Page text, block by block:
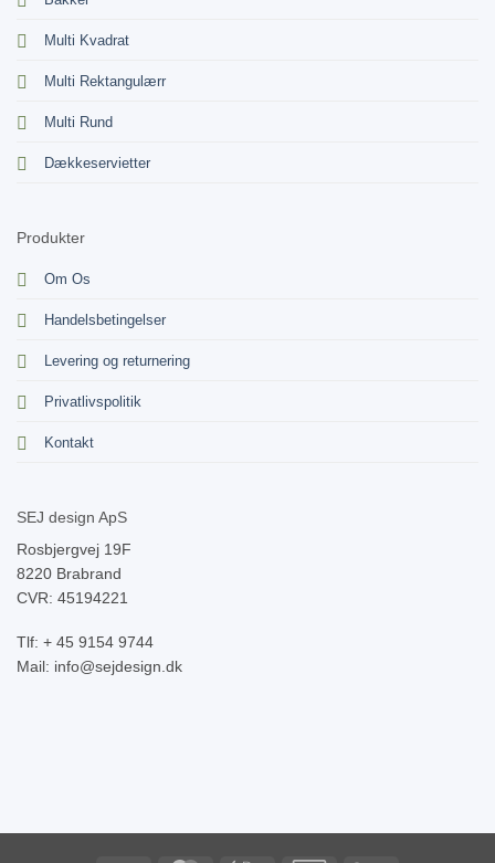
Multi Kvadrat
Multi Rektangulærr
Multi Rund
Dækkeservietter
Produkter
Om Os
Handelsbetingelser
Levering og returnering
Privatlivspolitik
Kontakt
SEJ design ApS
Rosbjergvej 19F
8220 Brabrand
CVR: 45194221
Tlf: + 45 9154 9744
Mail: info@sejdesign.dk